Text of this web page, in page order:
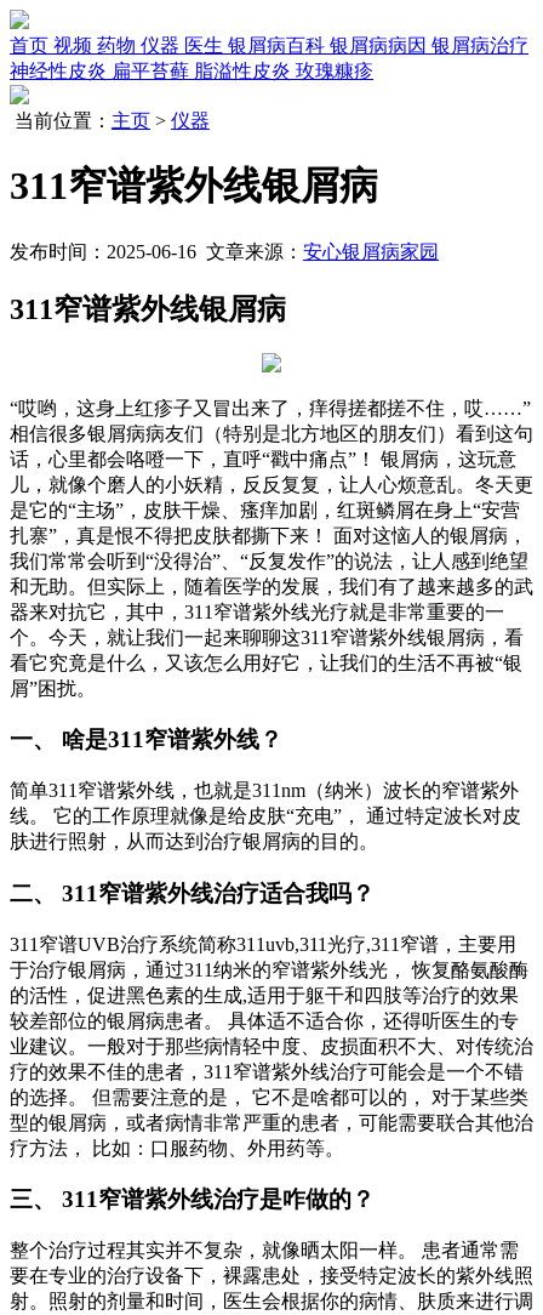
首页 视频 药物 仪器 医生 银屑病百科 银屑病病因 银屑病治疗
神经性皮炎 扁平苔藓 脂溢性皮炎 玫瑰糠疹
当前位置： 主页 > 仪器
311窄谱紫外线银屑病
发布时间：2025-06-16 文章来源： 安心银屑病家园
311窄谱紫外线银屑病
“哎哟，这身上红疹子又冒出来了，痒得搓都搓不住，哎……”
相信很多银屑病病友们（特别是北方地区的朋友们）看到这句
话，心里都会咯噔一下，直呼“戳中痛点”！ 银屑病，这玩意
儿，就像个磨人的小妖精，反反复复，让人心烦意乱。冬天更
是它的“主场”，皮肤干燥、瘙痒加剧，红斑鳞屑在身上“安营
扎寨”，真是恨不得把皮肤都撕下来！ 面对这恼人的银屑病，
我们常常会听到“没得治”、“反复发作”的说法，让人感到绝望
和无助。但实际上，随着医学的发展，我们有了越来越多的武
器来对抗它，其中，311窄谱紫外线光疗就是非常重要的一
个。今天，就让我们一起来聊聊这311窄谱紫外线银屑病，看
看它究竟是什么，又该怎么用好它，让我们的生活不再被“银
屑”困扰。
一、 啥是311窄谱紫外线？
简单311窄谱紫外线，也就是311nm（纳米）波长的窄谱紫外
线。 它的工作原理就像是给皮肤“充电”， 通过特定波长对皮
肤进行照射，从而达到治疗银屑病的目的。
二、 311窄谱紫外线治疗适合我吗？
311窄谱UVB治疗系统简称311uvb,311光疗,311窄谱，主要用
于治疗银屑病，通过311纳米的窄谱紫外线光， 恢复酪氨酸酶
的活性，促进黑色素的生成,适用于躯干和四肢等治疗的效果
较差部位的银屑病患者。 具体适不适合你，还得听医生的专
业建议。一般对于那些病情轻中度、皮损面积不大、对传统治
疗的效果不佳的患者，311窄谱紫外线治疗可能会是一个不错
的选择。 但需要注意的是， 它不是啥都可以的， 对于某些类
型的银屑病，或者病情非常严重的患者，可能需要联合其他治
疗方法， 比如：口服药物、外用药等。
三、 311窄谱紫外线治疗是咋做的？
整个治疗过程其实并不复杂，就像晒太阳一样。 患者通常需
要在专业的治疗设备下，裸露患处，接受特定波长的紫外线照
射。照射的剂量和时间，医生会根据你的病情、肤质来进行调